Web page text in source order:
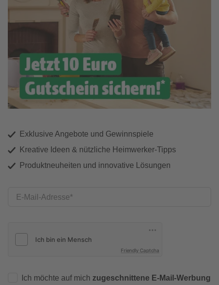
Exklusive Angebote und Gewinnspiele
Kreative Ideen & nützliche Heimwerker-Tipps
Produktneuheiten und innovative Lösungen
E-Mail-Adresse
Friendly Captcha
Ich möchte auf mich zugeschnittene E-Mail-Werbung